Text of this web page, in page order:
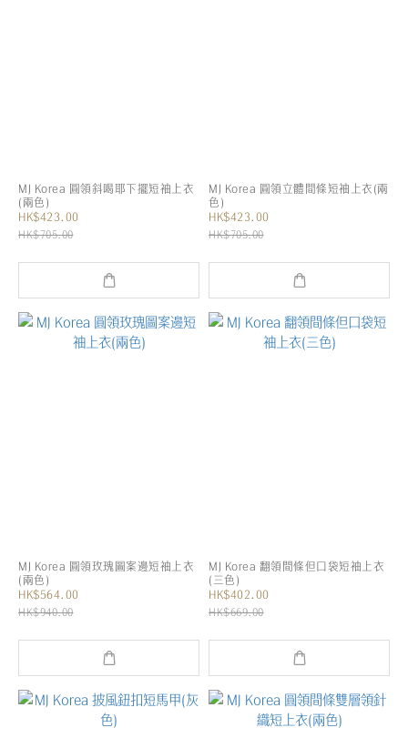
MJ Korea 圓領斜喝耶下擺短袖上衣
(兩色)
HK$423.00
HK$705.00
MJ Korea 圓領立體間條短袖上衣(兩
色)
HK$423.00
HK$705.00
MJ Korea 圓領玫瑰圖案邊短袖上衣
(兩色)
HK$564.00
HK$940.00
MJ Korea 翻領間條但口袋短袖上衣
(三色)
HK$402.00
HK$669.00